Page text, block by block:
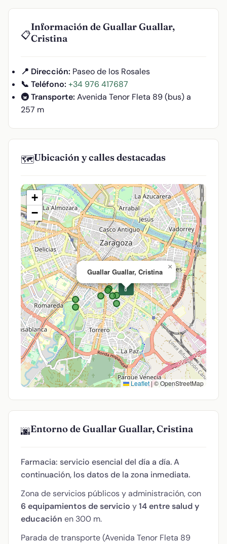
📋
Información de Guallar Guallar,
Cristina
📍 Dirección: Paseo de los Rosales
📞 Teléfono: +34 976 417687
🚇 Transporte: Avenida Tenor Fleta 89 (bus) a
257 m
🗺️Ubicación y calles destacadas
💊
Guallar Guallar, Cristina
×
+
−
Leaflet|© OpenStreetMap
🌆Entorno de Guallar Guallar, Cristina
Farmacia: servicio esencial del día a día. A
continuación, los datos de la zona inmediata.
Zona de servicios públicos y administración, con
6 equipamientos de servicio y14 entre salud y
educación en 300 m.
Parada de transporte (Avenida Tenor Fleta 89